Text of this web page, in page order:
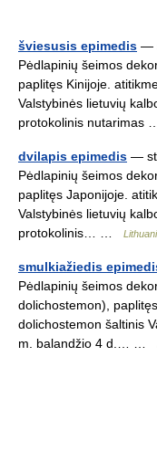
šviesusis epimedis —
Pėdlapinių šeimos
paplitęs Kinijoje.
Valstybinės lietuvių
protokolinis nutarimas
dvilapis epimedis —
Pėdlapinių šeimos
paplitęs Japonijoje.
Valstybinės lietuvių
protokolinis… …
smulkiažiedis
Pėdlapinių šeimos
dolichostemon),
dolichostemon šaltinis
m. balandžio 4 d.… …